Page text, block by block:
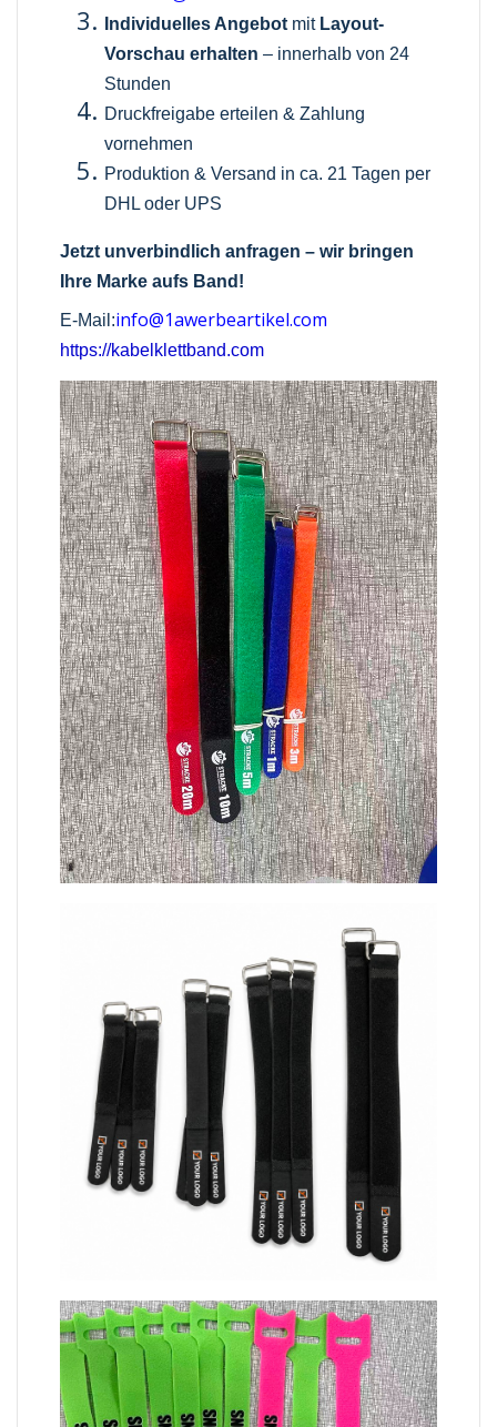
Individuelles Angebot mit Layout-
Vorschau erhalten – innerhalb von 24
Stunden
Druckfreigabe erteilen & Zahlung
vornehmen
Produktion & Versand in ca. 21 Tagen per
DHL oder UPS
Jetzt unverbindlich anfragen – wir bringen
Ihre Marke aufs Band!
E-Mail:info@1awerbeartikel.com
https://kabelklettband.com